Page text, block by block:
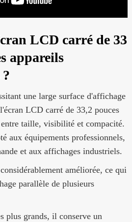
LCD carré de 33
appareils
une large surface d'affichage
LCD carré de 33,2 pouces
taille, visibilité et compacité.
aux équipements professionnels,
et aux affichages industriels.
améliorée, ce qui
parallèle de plusieurs
plus grands, il conserve un